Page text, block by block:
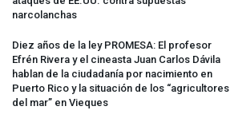
narcolanchas
Diez años de la ley PROMESA: El profesor
Efrén Rivera y el cineasta Juan Carlos Dávila
hablan de la ciudadanía por nacimiento en
Puerto Rico y la situación de los “agricultores
del mar” en Vieques